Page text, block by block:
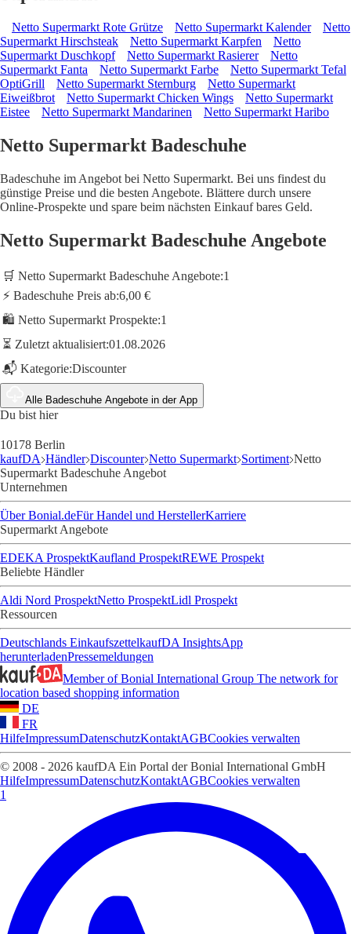
Netto Supermarkt Rote Grütze Netto Supermarkt Kalender
Netto
Supermarkt Hirschsteak
Netto Supermarkt Karpfen
Netto
Supermarkt Duschkopf
Netto Supermarkt Rasierer
Netto
Supermarkt Fanta
Netto Supermarkt Farbe
Netto Supermarkt Tefal
OptiGrill
Netto Supermarkt Sternburg
Netto Supermarkt
Eiweißbrot
Netto Supermarkt Chicken Wings
Netto Supermarkt
Eistee
Netto Supermarkt Mandarinen Netto Supermarkt Haribo
Netto Supermarkt Badeschuhe
Badeschuhe im Angebot bei Netto Supermarkt. Bei uns findest du
günstige Preise und die besten Angebote. Blättere durch unsere
Online-Prospekte und spare beim nächsten Einkauf bares Geld.
Netto Supermarkt Badeschuhe Angebote
🛒 Netto Supermarkt Badeschuhe Angebote:1
⚡ Badeschuhe Preis ab:6,00 €
🛍️ Netto Supermarkt Prospekte:1
⏳ Zuletzt aktualisiert:01.08.2026
📬 Kategorie:Discounter
Alle Badeschuhe Angebote in der App
Du bist hier
10178 Berlin
kaufDA Händler Discounter Netto Supermarkt Sortiment Netto
Supermarkt Badeschuhe Angebot
Unternehmen
Über Bonial.deFür Handel und HerstellerKarriere
Supermarkt Angebote
EDEKA ProspektKaufland ProspektREWE Prospekt
Beliebte Händler
Aldi Nord ProspektNetto ProspektLidl Prospekt
Ressourcen
Deutschlands EinkaufszettelkaufDA InsightsApp
herunterladenPressemeldungen
Member of Bonial International Group The network for
location based shopping information
DE
FR
HilfeImpressumDatenschutzKontaktAGBCookies verwalten
© 2008 - 2026 kaufDA Ein Portal der Bonial International GmbH
HilfeImpressumDatenschutzKontaktAGBCookies verwalten
1